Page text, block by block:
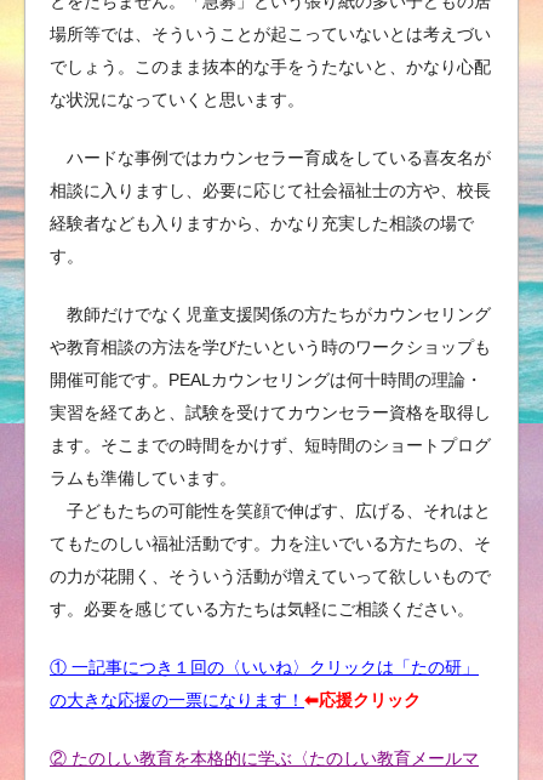
場所等では、そういうことが起こっていないとは考えづい
でしょう。このまま抜本的な手をうたないと、かなり心配
な状況になっていくと思います。
ハードな事例ではカウンセラー育成をしている喜友名が
相談に入りますし、必要に応じて社会福祉士の方や、校長
経験者なども入りますから、かなり充実した相談の場で
す。
教師だけでなく児童支援関係の方たちがカウンセリング
や教育相談の方法を学びたいという時のワークショップも
開催可能です。PEALカウンセリングは何十時間の理論・
実習を経てあと、試験を受けてカウンセラー資格を取得し
ます。そこまでの時間をかけず、短時間のショートプログ
ラムも準備しています。
子どもたちの可能性を笑顔で伸ばす、広げる、それはと
てもたのしい福祉活動です。力を注いでいる方たちの、そ
の力が花開く、そういう活動が増えていって欲しいもので
す。必要を感じている方たちは気軽にご相談ください。
① 一記事につき１回の〈いいね〉クリックは「たの研」
の大きな応援の一票になります！ ⬅︎応援クリック
② たのしい教育を本格的に学ぶ〈たのしい教育メールマ